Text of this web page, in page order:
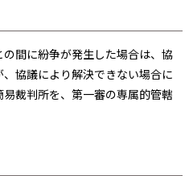
間に紛争が発生した場合は、協
協議により解決できない場合に
裁判所を、第一審の専属的管轄